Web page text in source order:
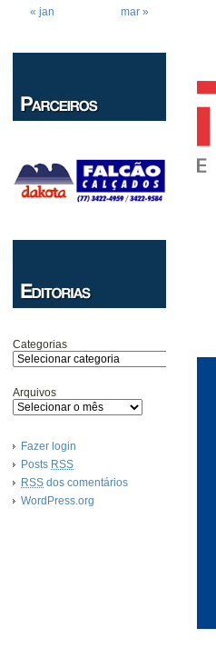
« jan mar »
Categorias
Arquivos
Fazer login
Posts RSS
RSS dos comentários
WordPress.org